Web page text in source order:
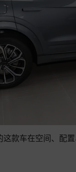
款车在空间、配